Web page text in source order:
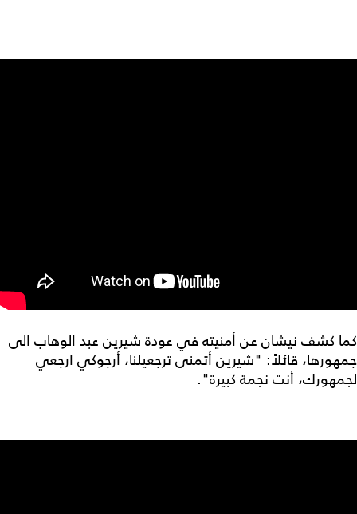
كما كشف نيشان عن أمنيته في عودة شيرين عبد الوهاب الى
جمهورها، قائلاً: "شيرين أتمنى ترجعيلنا، أرجوكي ارجعي
لجمهورك، أنت نجمة كبيرة".